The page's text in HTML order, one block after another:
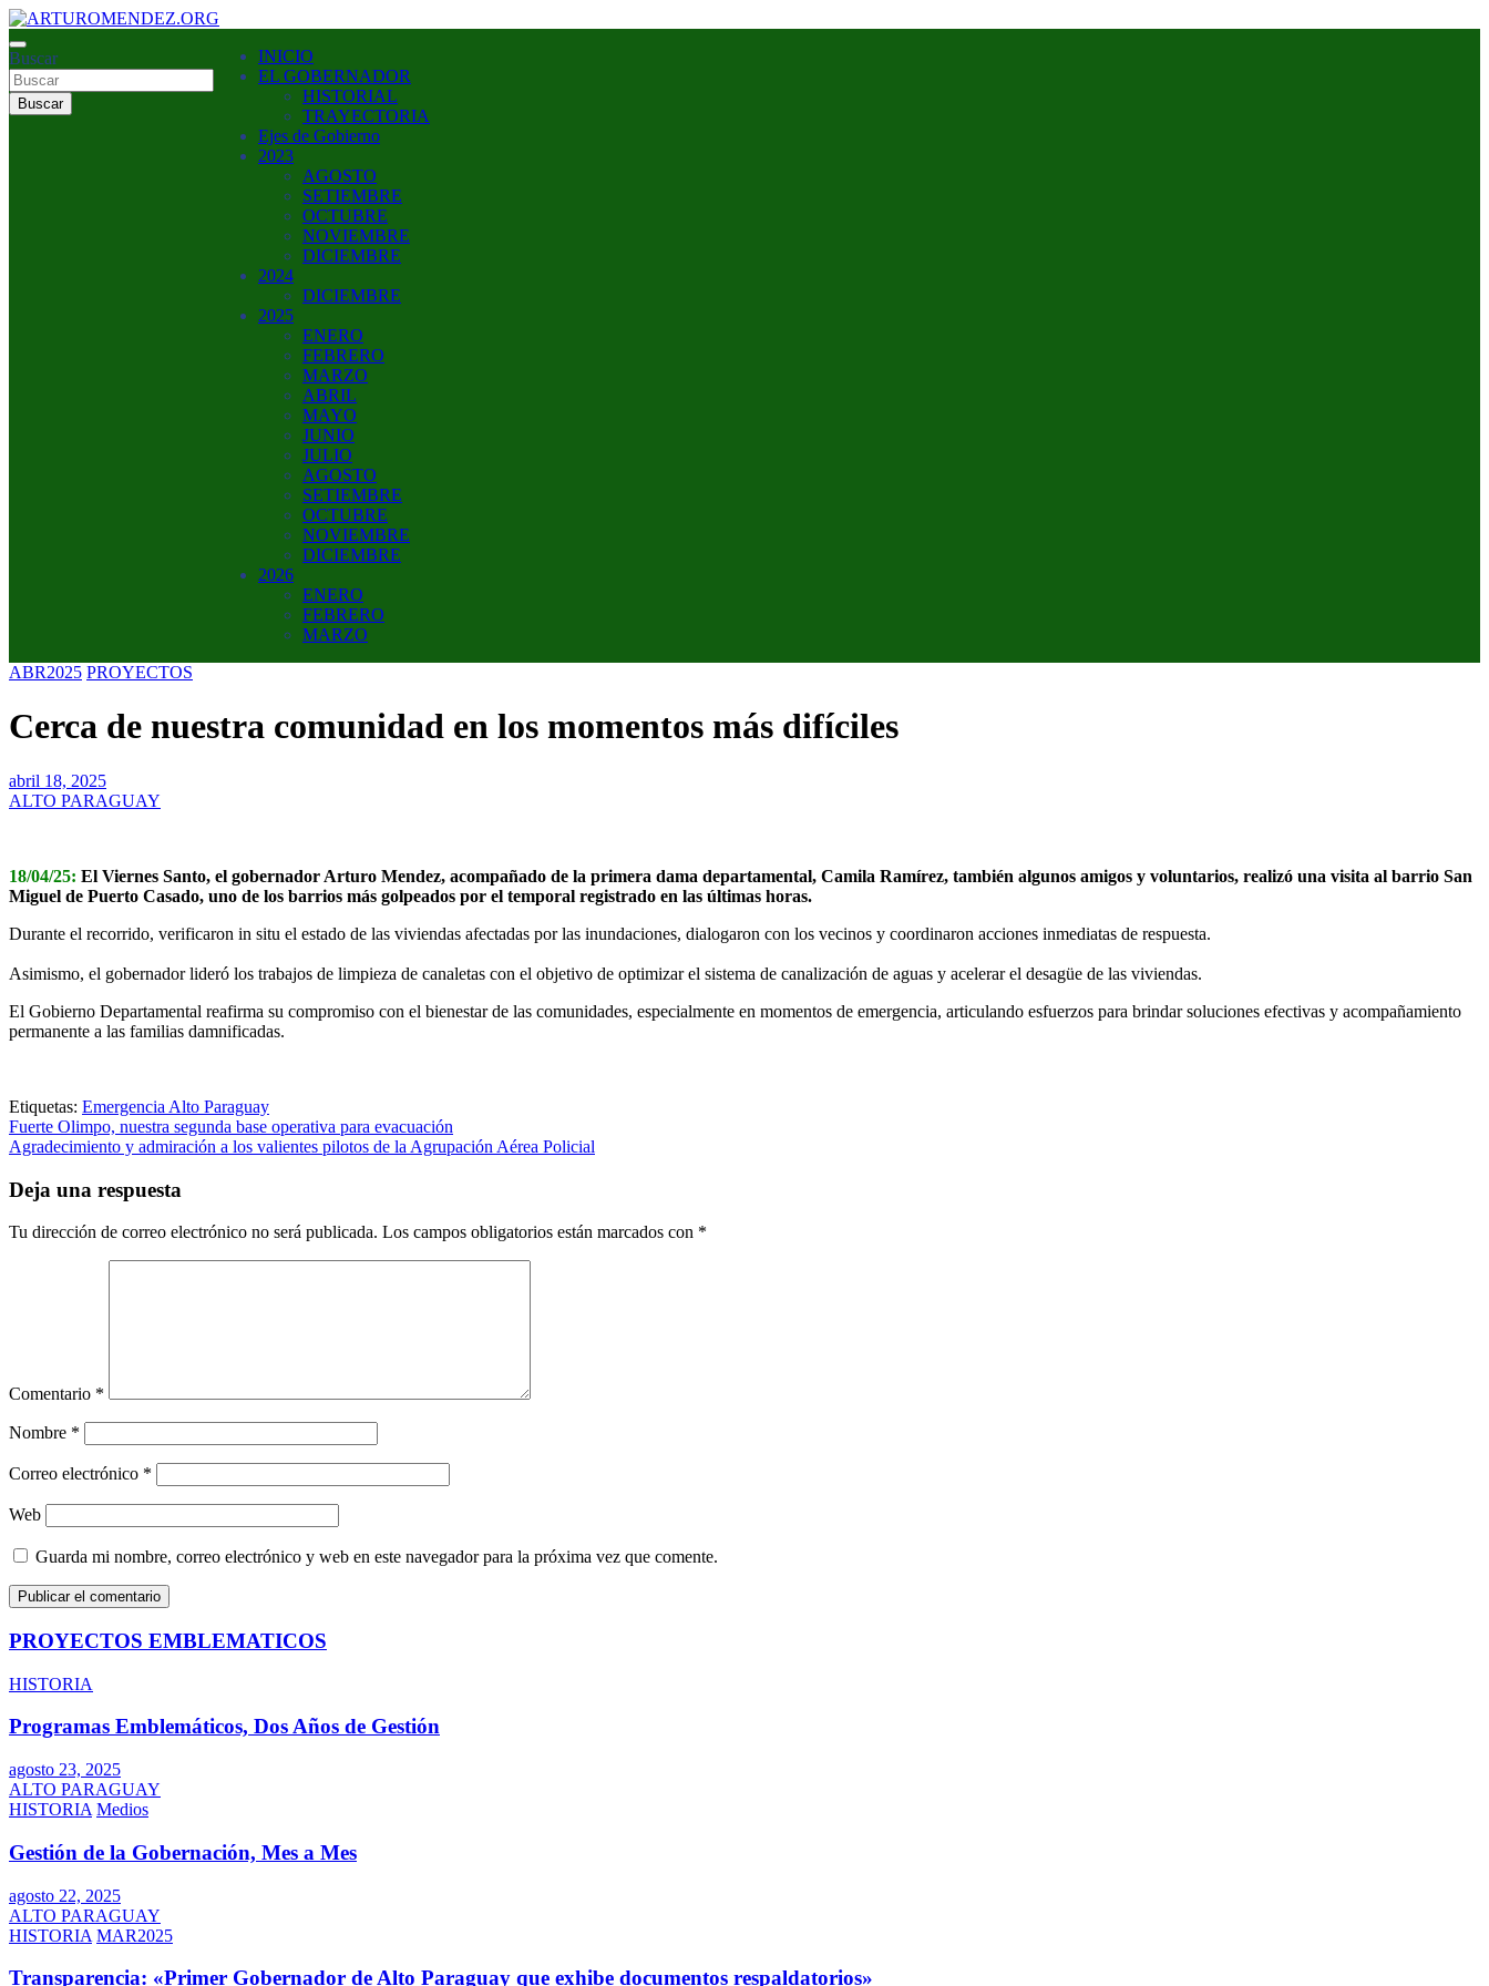
Saltar
al
contenido
ARTUROMENDEZ.ORG
ARTURO MENDEZ GOBERNADOR 2023
Buscar
Buscar
INICIO
EL GOBERNADOR
HISTORIAL
TRAYECTORIA
Ejes de Gobierno
2023
AGOSTO
SETIEMBRE
OCTUBRE
NOVIEMBRE
DICIEMBRE
2024
DICIEMBRE
2025
ENERO
FEBRERO
MARZO
ABRIL
MAYO
JUNIO
JULIO
AGOSTO
SETIEMBRE
OCTUBRE
NOVIEMBRE
DICIEMBRE
2026
ENERO
FEBRERO
MARZO
ABR2025 PROYECTOS
Cerca de nuestra comunidad en los momentos más difíciles
abril 18, 2025
ALTO PARAGUAY
18/04/25: El Viernes Santo, el gobernador Arturo Mendez, acompañado de la primera dama departamental, Camila Ramírez, también algunos amigos y voluntarios, realizó una visita al barrio San
Miguel de Puerto Casado, uno de los barrios más golpeados por el temporal registrado en las últimas horas.
Durante el recorrido, verificaron in situ el estado de las viviendas afectadas por las inundaciones, dialogaron con los vecinos y coordinaron acciones inmediatas de respuesta.
Asimismo, el gobernador lideró los trabajos de limpieza de canaletas con el objetivo de optimizar el sistema de canalización de aguas y acelerar el desagüe de las viviendas.
El Gobierno Departamental reafirma su compromiso con el bienestar de las comunidades, especialmente en momentos de emergencia, articulando esfuerzos para brindar soluciones efectivas y acompañamiento
permanente a las familias damnificadas.
Etiquetas: Emergencia Alto Paraguay
Navegación
de
entradas
Fuerte Olimpo, nuestra segunda base operativa para evacuación
Agradecimiento y admiración a los valientes pilotos de la Agrupación Aérea Policial
Deja una respuesta
Tu dirección de correo electrónico no será publicada. Los campos obligatorios están marcados con *
Comentario *
Nombre *
Correo electrónico *
Web
Guarda mi nombre, correo electrónico y web en este navegador para la próxima vez que comente.
PROYECTOS EMBLEMATICOS
HISTORIA
Programas Emblemáticos, Dos Años de Gestión
agosto 23, 2025
ALTO PARAGUAY
HISTORIA Medios
Gestión de la Gobernación, Mes a Mes
agosto 22, 2025
ALTO PARAGUAY
HISTORIA MAR2025
Transparencia: «Primer Gobernador de Alto Paraguay que exhibe documentos respaldatorios»